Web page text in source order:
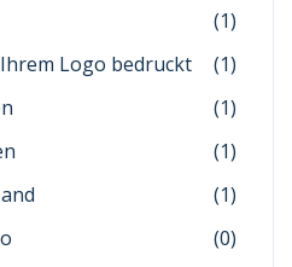
(1)
Logo bedruckt
(1)
(1)
(1)
(1)
(0)